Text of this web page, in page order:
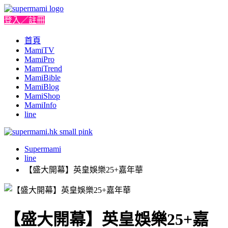
登入／註冊
首頁
MamiTV
MamiPro
MamiTrend
MamiBible
MamiBlog
MamiShop
MamiInfo
line
Supermami
line
【盛大開幕】英皇娛樂25+嘉年華
【盛大開幕】英皇娛樂25+嘉